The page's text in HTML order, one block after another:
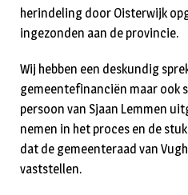
herindeling door Oisterwijk
ingezonden aan de provincie.
Wij hebben een deskundig
gemeentefinanciën maar ook
persoon van Sjaan Lemmen
nemen in het proces en de
dat de gemeenteraad van
vaststellen.